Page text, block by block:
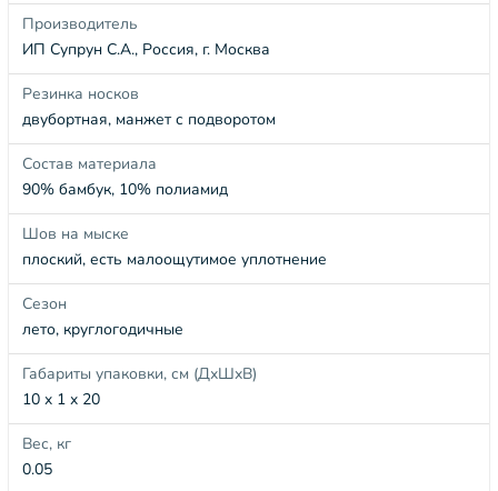
Производитель
ИП Супрун С.А., Россия, г. Москва
Резинка носков
двубортная, манжет с подворотом
Состав материала
90% бамбук, 10% полиамид
Шов на мыске
плоский, есть малоощутимое уплотнение
Сезон
лето, круглогодичные
Габариты упаковки, см (ДхШхВ)
10 x 1 x 20
Вес, кг
0.05